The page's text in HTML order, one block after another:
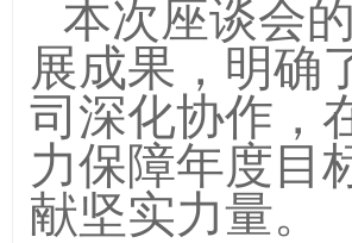
本次座谈会
展成果，明确
司深化协作，
力保障年度目
献坚实力量。